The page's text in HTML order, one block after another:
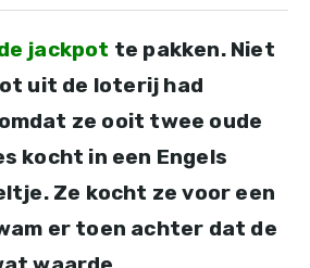
jackpot te pakken. Niet
uit de loterij had
ze ooit twee oude
kocht in een Engels
Ze kocht ze voor een
er toen achter dat de